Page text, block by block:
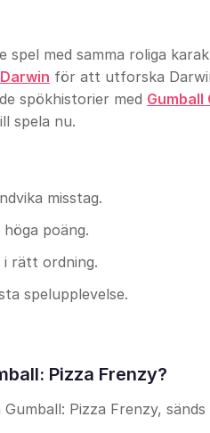
spel med samma roliga
för att utforska
spökhistorier med Gumball
spela nu.
misstag.
poäng.
rätt ordning.
spelupplevelse.
Pizza Frenzy?
Pizza Frenzy,